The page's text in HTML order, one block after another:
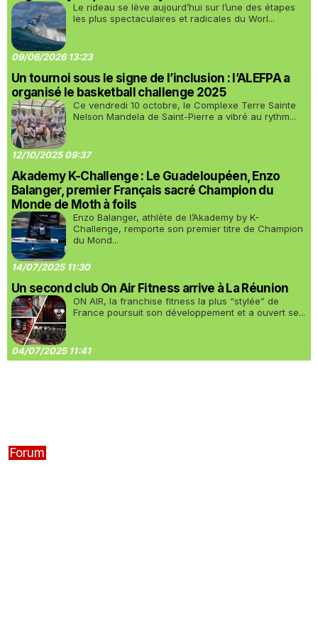
Le rideau se lève aujourd’hui sur l’une des étapes
les plus spectaculaires et radicales du Worl...
09/06/2026 13:23
Un tournoi sous le signe de l’inclusion : l’ALEFPA a
organisé le basketball challenge 2025
Ce vendredi 10 octobre, le Complexe Terre Sainte
Nelson Mandela de Saint-Pierre a vibré au rythm...
12/10/2025 09:37
Akademy K-Challenge : Le Guadeloupéen, Enzo
Balanger, premier Français sacré Champion du
Monde de Moth à foils
Enzo Balanger, athlète de l’Akademy by K-
Challenge, remporte son premier titre de Champion
du Mond...
14/07/2025 11:30
Un second club On Air Fitness arrive à La Réunion
ON AIR, la franchise fitness la plus “stylée” de
France poursuit son développement et a ouvert se...
04/07/2025 11:41
Forum